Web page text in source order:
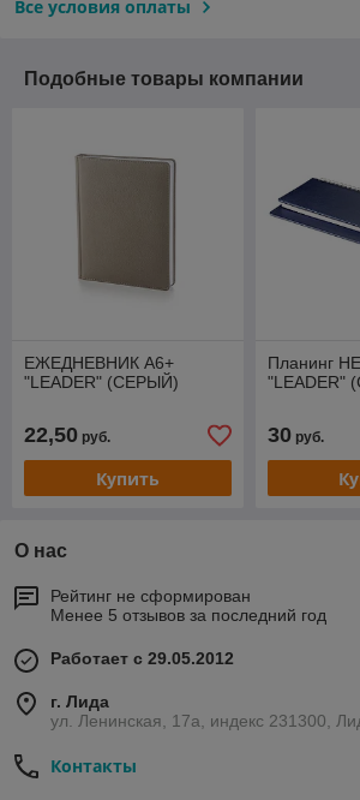
Все условия оплаты
Подобные товары компании
ЕЖЕДНЕВНИК А6+
"LEADER" (СЕРЫЙ)
22,50 руб.
Купить
Планинг
"LEADER"
30руб.
О нас
Рейтинг не сформирован
Менее 5 отзывов за последний год
Работает с 29.05.2012
г. Лида
ул. Ленинская, 17а, индекс 231300,
Контакты